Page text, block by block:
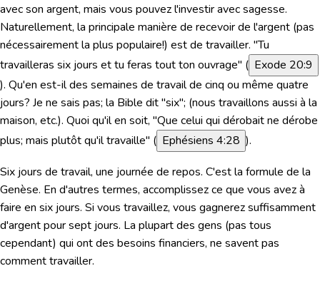
avec son argent, mais vous pouvez l'investir avec sagesse.
Naturellement, la principale manière de recevoir de l'argent (pas
nécessairement la plus populaire!) est de travailler. "Tu
travailleras six jours et tu feras tout ton ouvrage" ( Exode 20:9
). Qu'en est-il des semaines de travail de cinq ou même quatre
jours? Je ne sais pas; la Bible dit "six"; (nous travaillons aussi à la
maison, etc.). Quoi qu'il en soit, "Que celui qui dérobait ne dérobe
plus; mais plutôt qu'il travaille" ( Ephésiens 4:28 ).
Six jours de travail, une journée de repos. C'est la formule de la
Genèse. En d'autres termes, accomplissez ce que vous avez à
faire en six jours. Si vous travaillez, vous gagnerez suffisamment
d'argent pour sept jours. La plupart des gens (pas tous
cependant) qui ont des besoins financiers, ne savent pas
comment travailler.